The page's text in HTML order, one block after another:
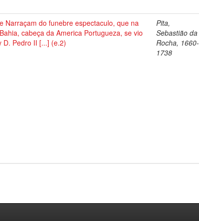
Narraçam do funebre espectaculo, que na
cabeça da America Portugueza, se vio
D. Pedro II [...] (e.2)
Pita,
Sebastião da
Rocha, 1660-
1738